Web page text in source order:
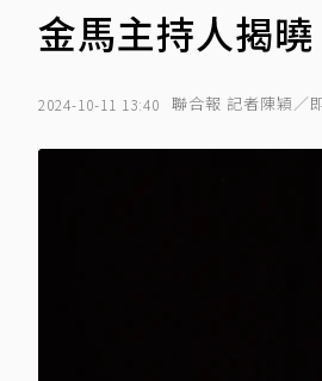
金馬主持人揭
2024-10-11 13:40 聯合報 記者陳穎／